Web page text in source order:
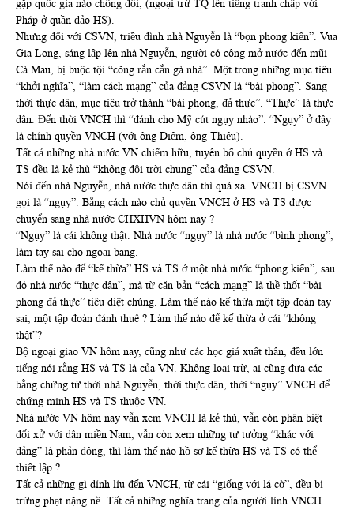
gặp quốc gia nào chống đối, (ngoại trừ TQ lên tiếng tranh chấp với
Pháp ở quần đảo HS).
Nhưng đối với CSVN, triều đình nhà Nguyễn là “bọn phong kiến”. Vua
Gia Long, sáng lập lên nhà Nguyễn, người có công mở nước đến mũi
Cà Mau, bị buộc tội “cõng rắn cắn gà nhà”. Một trong những mục tiêu
“khởi nghĩa”, “làm cách mạng” của đảng CSVN là “bài phong”. Sang
thời thực dân, mục tiêu trở thành “bài phong, đả thực”. “Thực” là thực
dân. Đến thời VNCH thì “đánh cho Mỹ cút ngụy nhào”. “Ngụy” ở đây
là chính quyền VNCH (với ông Diệm, ông Thiệu).
Tất cả những nhà nước VN chiếm hữu, tuyên bố chủ quyền ở HS và
TS đều là kẻ thù “không đội trời chung” của đảng CSVN.
Nói đến nhà Nguyễn, nhà nước thực dân thì quá xa. VNCH bị CSVN
gọi là “ngụy”. Bằng cách nào chủ quyền VNCH ở HS và TS được
chuyển sang nhà nước CHXHVN hôm nay ?
“Ngụy” là cái không thật. Nhà nước “ngụy” là nhà nước “bình phong”,
làm tay sai cho ngoại bang.
Làm thế nào để “kế thừa” HS và TS ở một nhà nước “phong kiến”, sau
đó nhà nước “thực dân”, mà từ căn bản “cách mạng” là thề thốt “bài
phong đả thực” tiêu diệt chúng. Làm thế nào kế thừa một tập đoàn tay
sai, một tập đoàn đánh thuê ? Làm thế nào để kế thừa ở cái “không
thật”?
Bộ ngoại giao VN hôm nay, cũng như các học giả xuất thân, đều lớn
tiếng nói rằng HS và TS là của VN. Không loại trừ, ai cũng đưa các
bằng chứng từ thời nhà Nguyễn, thời thực dân, thời “ngụy” VNCH để
chứng minh HS và TS thuộc VN.
Nhà nước VN hôm nay vẫn xem VNCH là kẻ thù, vẫn còn phân biệt
đối xử với dân miền Nam, vẫn còn xem những tư tưởng “khác với
đảng” là phản động, thì làm thế nào hồ sơ kế thừa HS và TS có thể
thiết lập ?
Tất cả những gì dính líu đến VNCH, từ cái “giống với lá cờ”, đều bị
trừng phạt nặng nề. Tất cả những nghĩa trang của người lính VNCH